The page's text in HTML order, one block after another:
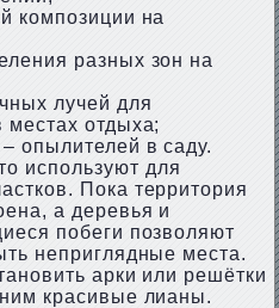
композиции на
разных зон на
лучей для
местах отдыха;
опылителей в саду.
используют для
Пока территория
а деревья и
побеги позволяют
неприглядные места.
арки или решётки
красивые лианы.